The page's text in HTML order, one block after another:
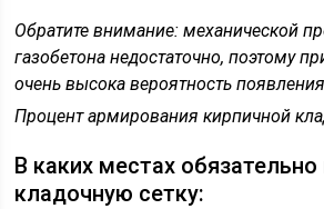
Обратите внимание: механической
газобетона недостаточно, поэтому
очень высока вероятность
Процент армирования кирпичной
В каких местах
кладочную сетку: